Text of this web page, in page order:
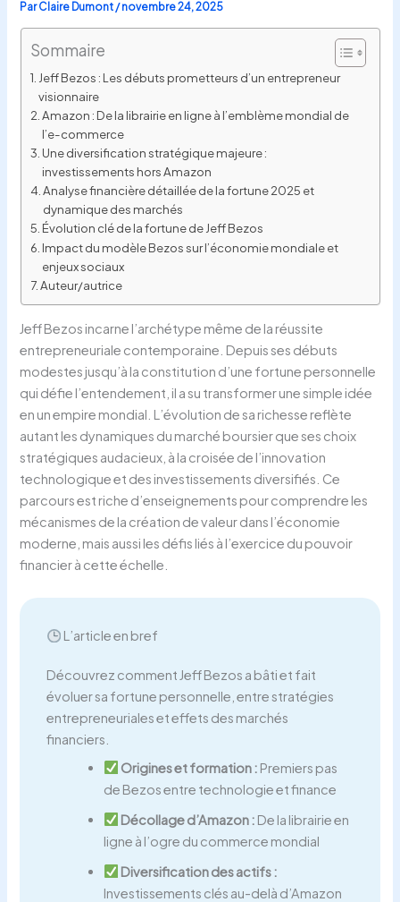
ParClaire Dumont/novembre 24, 2025
Sommaire
Jeff Bezos : Les débuts prometteurs d’un entrepreneur
visionnaire
Amazon : De la librairie en ligne à l’emblème mondial de
l’e-commerce
Une diversification stratégique majeure :
investissements hors Amazon
Analyse financière détaillée de la fortune 2025 et
dynamique des marchés
Évolution clé de la fortune de Jeff Bezos
Impact du modèle Bezos sur l’économie mondiale et
enjeux sociaux
Auteur/autrice
Jeff Bezos incarne l’archétype même de la réussite
entrepreneuriale contemporaine. Depuis ses débuts
modestes jusqu’à la constitution d’une fortune personnelle
qui défie l’entendement, il a su transformer une simple idée
en un empire mondial. L’évolution de sa richesse reflète
autant les dynamiques du marché boursier que ses choix
stratégiques audacieux, à la croisée de l’innovation
technologique et des investissements diversifiés. Ce
parcours est riche d’enseignements pour comprendre les
mécanismes de la création de valeur dans l’économie
moderne, mais aussi les défis liés à l’exercice du pouvoir
financier à cette échelle.
L’article en bref
Découvrez comment Jeff Bezos a bâti et fait
évoluer sa fortune personnelle, entre stratégies
entrepreneuriales et effets des marchés
financiers.
Origines et formation : Premiers pas
de Bezos entre technologie et finance
Décollage d’Amazon : De la librairie en
ligne à l’ogre du commerce mondial
Diversification des actifs :
Investissements clés au-delà d’Amazon